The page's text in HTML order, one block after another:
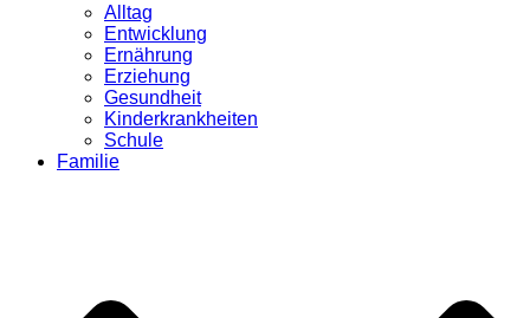
Alltag
Entwicklung
Ernährung
Erziehung
Gesundheit
Kinderkrankheiten
Schule
Familie